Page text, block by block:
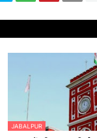
JABALPUR